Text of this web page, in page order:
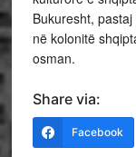
Bukuresht,
në kolonitë
osman.
Share via:
Facebook